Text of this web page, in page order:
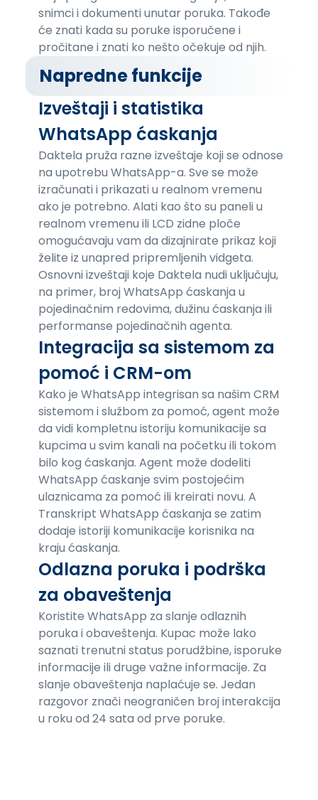
snimci i dokumenti unutar poruka. Takođe
će znati kada su poruke isporučene i
pročitane i znati ko nešto očekuje od njih.
Napredne funkcije
Izveštaji i statistika
WhatsApp ćaskanja
Daktela pruža razne izveštaje koji se odnose
na upotrebu WhatsApp-a. Sve se može
izračunati i prikazati u realnom vremenu
ako je potrebno. Alati kao što su paneli u
realnom vremenu ili LCD zidne ploče
omogućavaju vam da dizajnirate prikaz koji
želite iz unapred pripremljenih vidgeta.
Osnovni izveštaji koje Daktela nudi uključuju,
na primer, broj WhatsApp ćaskanja u
pojedinačnim redovima, dužinu ćaskanja ili
performanse pojedinačnih agenta.
Integracija sa sistemom za
pomoć i CRM-om
Kako je WhatsApp integrisan sa našim CRM
sistemom i službom za pomoć, agent može
da vidi kompletnu istoriju komunikacije sa
kupcima u svim kanali na početku ili tokom
bilo kog ćaskanja. Agent može dodeliti
WhatsApp ćaskanje svim postojećim
ulaznicama za pomoć ili kreirati novu. A
Transkript WhatsApp ćaskanja se zatim
dodaje istoriji komunikacije korisnika na
kraju ćaskanja.
Odlazna poruka i podrška
za obaveštenja
Koristite WhatsApp za slanje odlaznih
poruka i obaveštenja. Kupac može lako
saznati trenutni status porudžbine, isporuke
informacije ili druge važne informacije. Za
slanje obaveštenja naplaćuje se. Jedan
razgovor znači neograničen broj interakcija
u roku od 24 sata od prve poruke.